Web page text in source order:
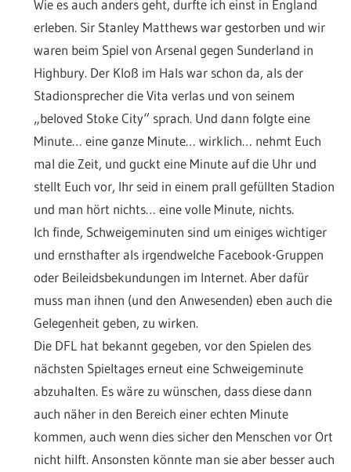
Wie es auch anders geht, durfte ich einst in England
erleben. Sir Stanley Matthews war gestorben und wir
waren beim Spiel von Arsenal gegen Sunderland in
Highbury. Der Kloß im Hals war schon da, als der
Stadionsprecher die Vita verlas und von seinem
„beloved Stoke City“ sprach. Und dann folgte eine
Minute… eine ganze Minute… wirklich… nehmt Euch
mal die Zeit, und guckt eine Minute auf die Uhr und
stellt Euch vor, Ihr seid in einem prall gefüllten Stadion
und man hört nichts… eine volle Minute, nichts.
Ich finde, Schweigeminuten sind um einiges wichtiger
und ernsthafter als irgendwelche Facebook-Gruppen
oder Beileidsbekundungen im Internet. Aber dafür
muss man ihnen (und den Anwesenden) eben auch die
Gelegenheit geben, zu wirken.
Die DFL hat bekannt gegeben, vor den Spielen des
nächsten Spieltages erneut eine Schweigeminute
abzuhalten. Es wäre zu wünschen, dass diese dann
auch näher in den Bereich einer echten Minute
kommen, auch wenn dies sicher den Menschen vor Ort
nicht hilft. Ansonsten könnte man sie aber besser auch